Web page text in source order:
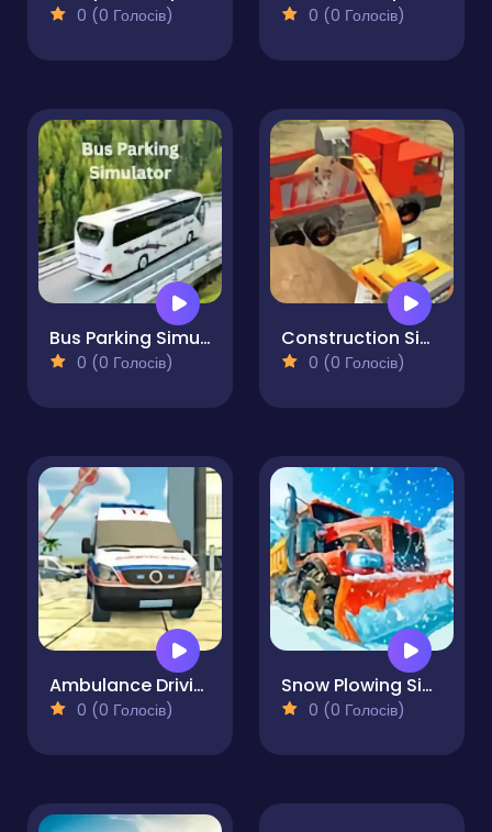
0 (0 Голосів) 0 (0 Голосів)
Bus Parking Simulator
0 (0 Голосів)
Construction Simulator Lite
0 (0 Голосів)
Ambulance Driving Simulator
0 (0 Голосів)
Snow Plowing Simulator
0 (0 Голосів)